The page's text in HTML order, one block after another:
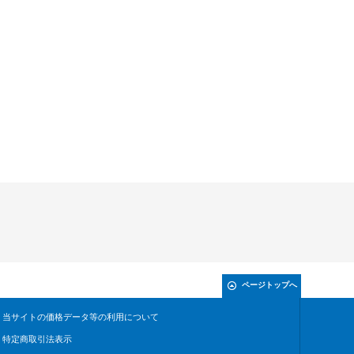
ページトップへ
当サイトの価格データ等の利用について
特定商取引法表示